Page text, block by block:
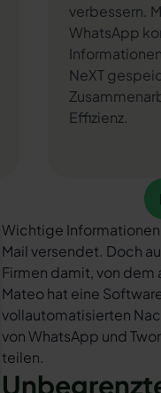
verbessern.
WhatsApp
NeXT
Effizienz.
Wichtige
Mail versendet. Doch
Firmen damit, von
Mateo hat eine
vollautomatisierten
von WhatsApp und
teilen.